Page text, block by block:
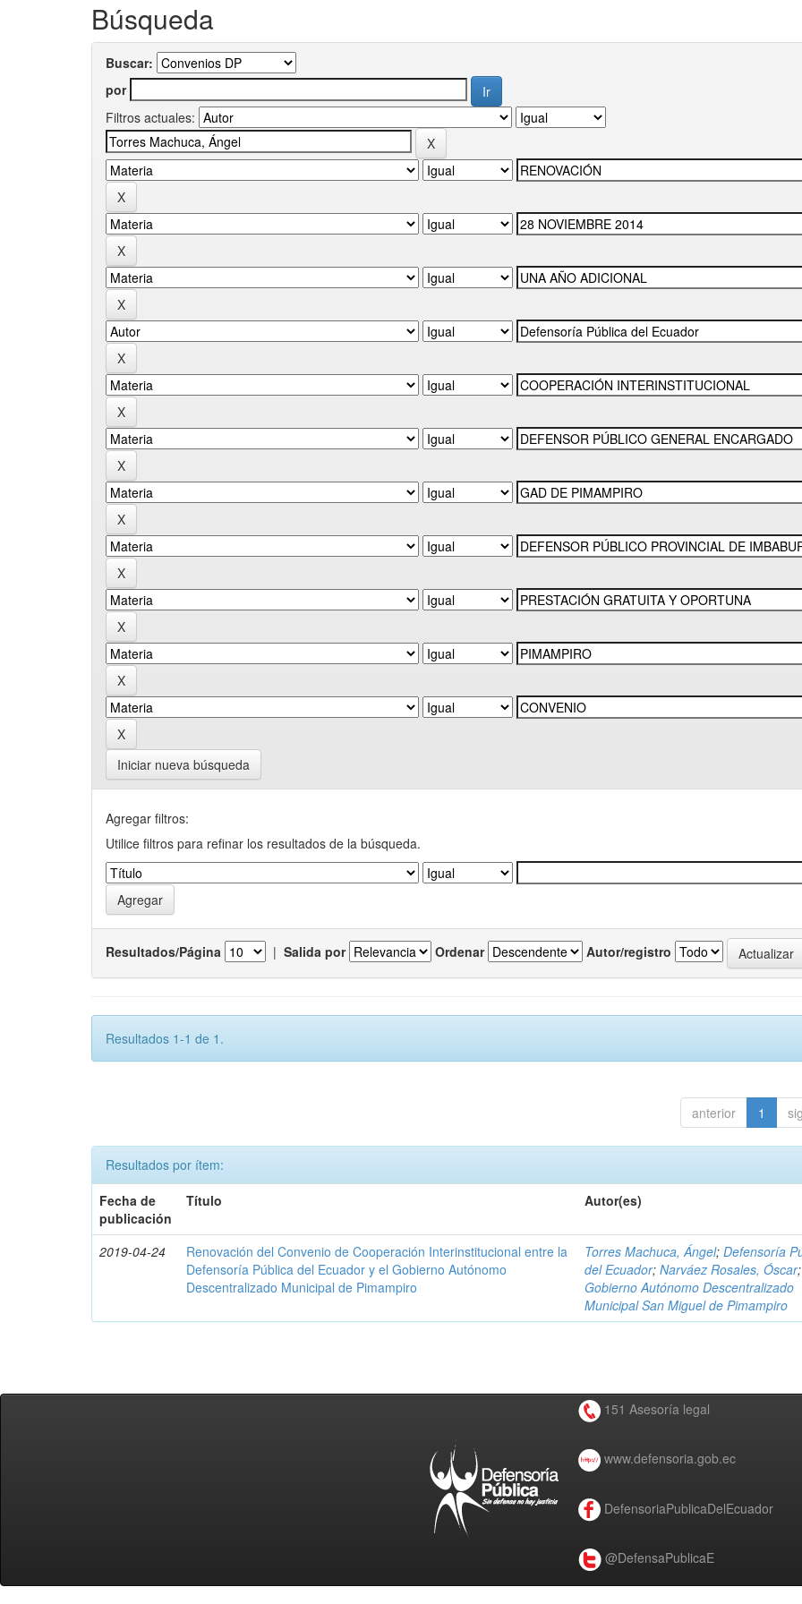
Búsqueda
Buscar:
por
Filtros actuales:
Iniciar nueva búsqueda
Agregar filtros:
Utilice filtros para refinar los resultados de la búsqueda.
Resultados/Página | Salida por Ordenar Autor/registro
Resultados 1-1 de 1.
anterior 1
Resultados por ítem:
Fecha de
publicación
Título Autor(es)
2019-04-24
Renovación del Convenio de Cooperación Interinstitucional entre la
Defensoría Pública del Ecuador y el Gobierno Autónomo
Descentralizado Municipal de Pimampiro
Torres Machuca, Ángel;Defensoría
del Ecuador;Narváez Rosales, Óscar;
Gobierno Autónomo Descentralizado
Municipal San Miguel de Pimampiro
151 Asesoría legal
www.defensoria.gob.ec
DefensoriaPublicaDelEcuador
@DefensaPublicaE